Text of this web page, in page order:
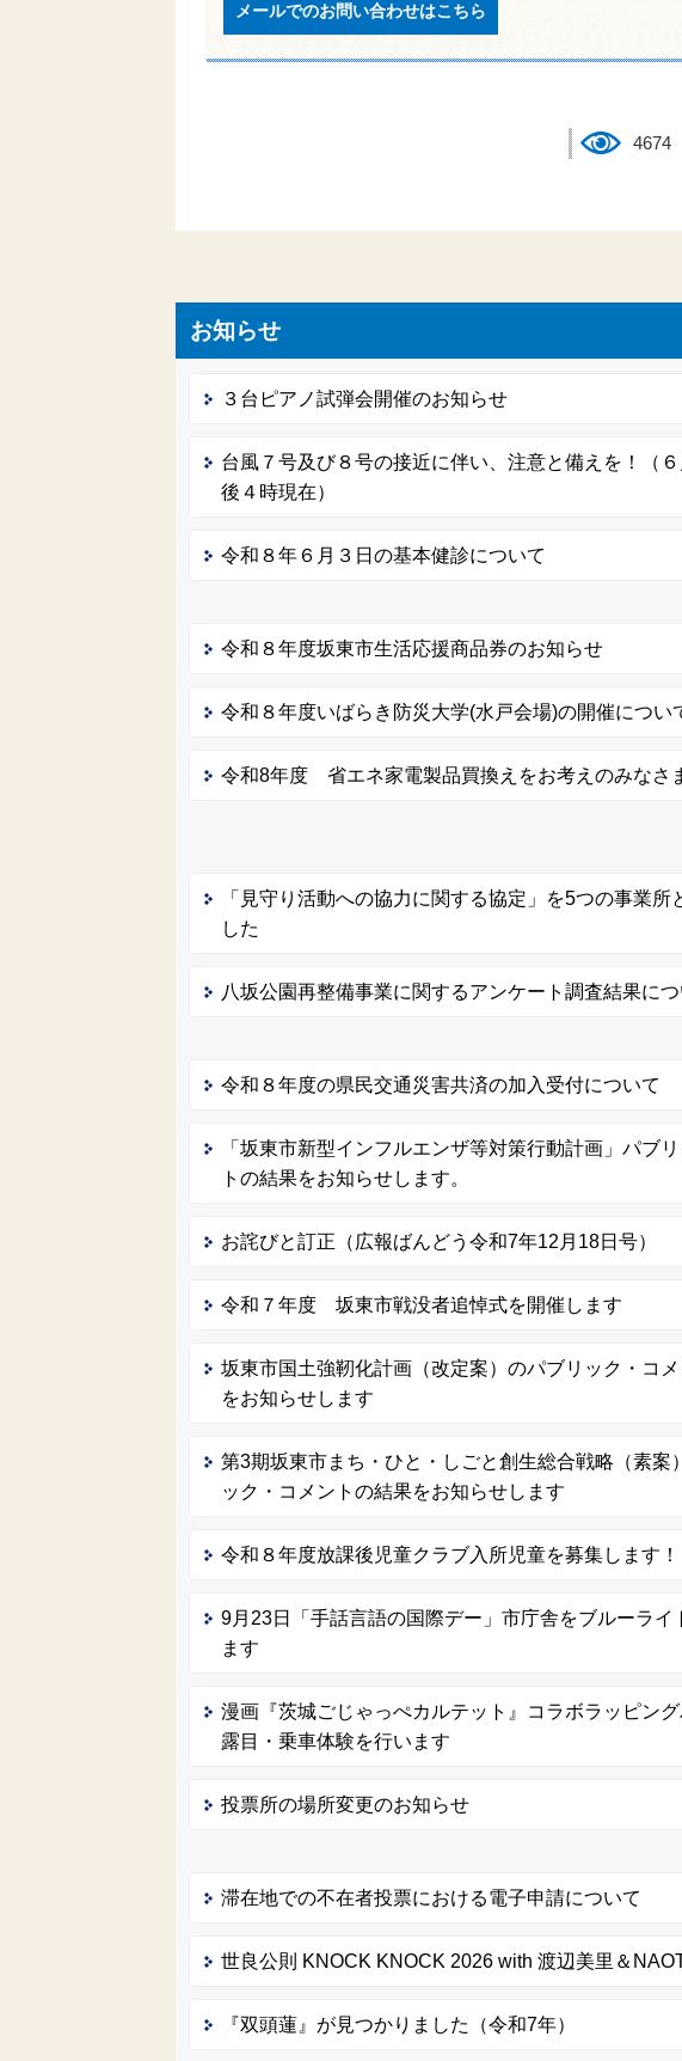
メールでのお問い合わせはこちら
4674
お知らせ
３台ピアノ試弾会開催のお知らせ
台風７号及び８号の接近に伴い、注意と備えを！（
後４時現在）
令和８年６月３日の基本健診について
令和８年度坂東市生活応援商品券のお知らせ
令和８年度いばらき防災大学(水戸会場)の開催につい
令和8年度 省エネ家電製品買換えをお考えのみなさ
「見守り活動への協力に関する協定」を5つの事業所
した
八坂公園再整備事業に関するアンケート調査結果につ
令和８年度の県民交通災害共済の加入受付について
「坂東市新型インフルエンザ等対策行動計画」パブ
トの結果をお知らせします。
お詫びと訂正（広報ばんどう令和7年12月18日号）
令和７年度 坂東市戦没者追悼式を開催します
坂東市国土強靭化計画（改定案）のパブリック・コ
をお知らせします
第3期坂東市まち・ひと・しごと創生総合戦略（素案
ック・コメントの結果をお知らせします
令和８年度放課後児童クラブ入所児童を募集します！
9月23日「手話言語の国際デー」市庁舎をブルーライ
ます
漫画『茨城ごじゃっぺカルテット』コラボラッピン
露目・乗車体験を行います
投票所の場所変更のお知らせ
滞在地での不在者投票における電子申請について
世良公則 KNOCK KNOCK 2026 with 渡辺美里＆
『双頭蓮』が見つかりました（令和7年）